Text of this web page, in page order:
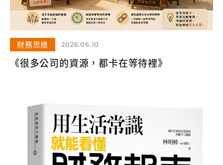
財務思維 2026.06.10
《很多公司的資源，都卡在等待裡》